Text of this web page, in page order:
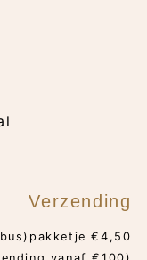
Verzending
€4,50